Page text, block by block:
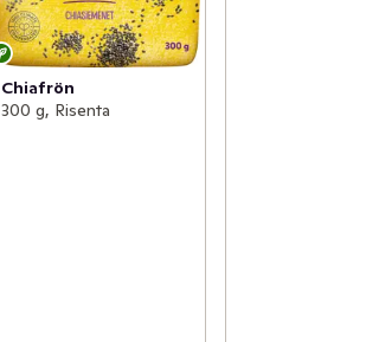
Chiafrön
300 g, Risenta